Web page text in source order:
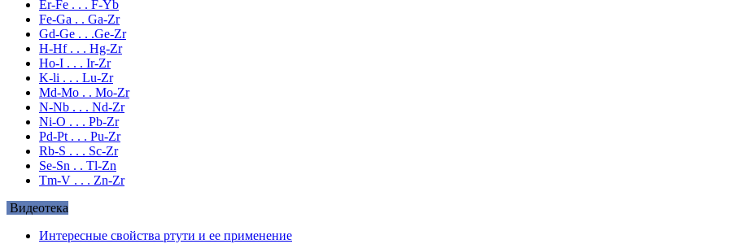
Er-Fe . . . F-Yb
Fe-Ga . . Ga-Zr
Gd-Ge . . .Ge-Zr
H-Hf . . . Hg-Zr
Ho-I . . . Ir-Zr
K-li . . . Lu-Zr
Md-Mo . . Mo-Zr
N-Nb . . . Nd-Zr
Ni-O . . . Pb-Zr
Pd-Pt . . . Pu-Zr
Rb-S . . . Sc-Zr
Se-Sn . . Tl-Zn
Tm-V . . . Zn-Zr
Видеотека
Интересные свойства ртути и ее применение